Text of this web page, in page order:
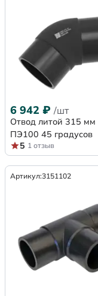
6 942 ₽ /шт
Отвод литой 315 мм
ПЭ100 45 градусов
5 1 отзыв
Артикул:3151102